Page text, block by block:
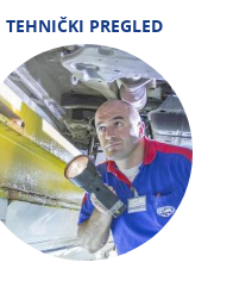
TEHNIČKI PREGLED